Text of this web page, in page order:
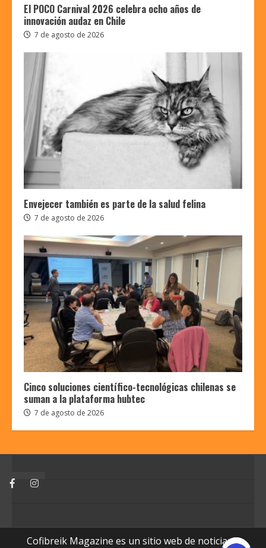
El POCO Carnival 2026 celebra ocho años de
innovación audaz en Chile
7 de agosto de 2026
Envejecer también es parte de la salud felina
7 de agosto de 2026
Cinco soluciones científico-tecnológicas chilenas se
suman a la plataforma hubtec
7 de agosto de 2026
FacebookInstagram
Cofibreik Magazine es un sitio web de noticias y